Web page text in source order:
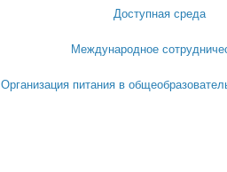
Доступная среда
Международное
Организация питания в